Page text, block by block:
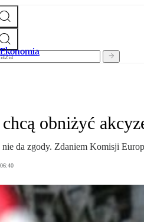
Ekonomia
obniżyć
nie da zgody. Zdaniem Komisji